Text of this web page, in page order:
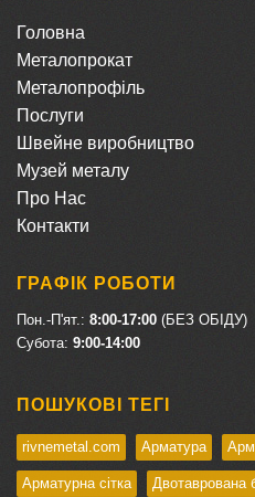
Головна
Металопрокат
Металопрофіль
Послуги
Швейне виробництво
Музей металу
Про Нас
Контакти
ГРАФІК РОБОТИ
Пон.-П'ят.: 8:00-17:00 (БЕЗ ОБІДУ)
Cубота: 9:00-14:00
ПОШУКОВІ ТЕГІ
rivnemetal.com Арматура
Арматурна сітка Двотаврована